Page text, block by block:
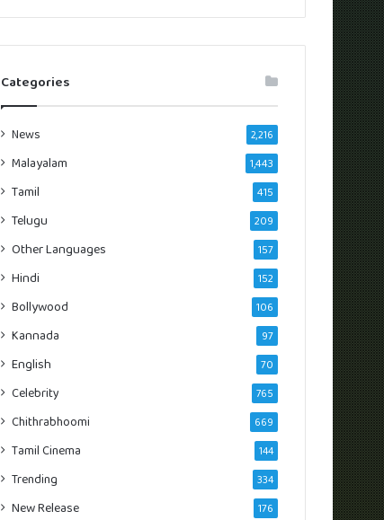
Categories
News 2,216
Malayalam 1,443
Tamil 415
Telugu 209
Other Languages 157
Hindi 152
Bollywood 106
Kannada 97
English 70
Celebrity 765
Chithrabhoomi 669
Tamil Cinema 144
Trending 334
New Release 176